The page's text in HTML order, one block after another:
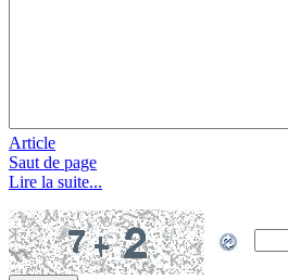
Article
Saut de page
Lire la suite...